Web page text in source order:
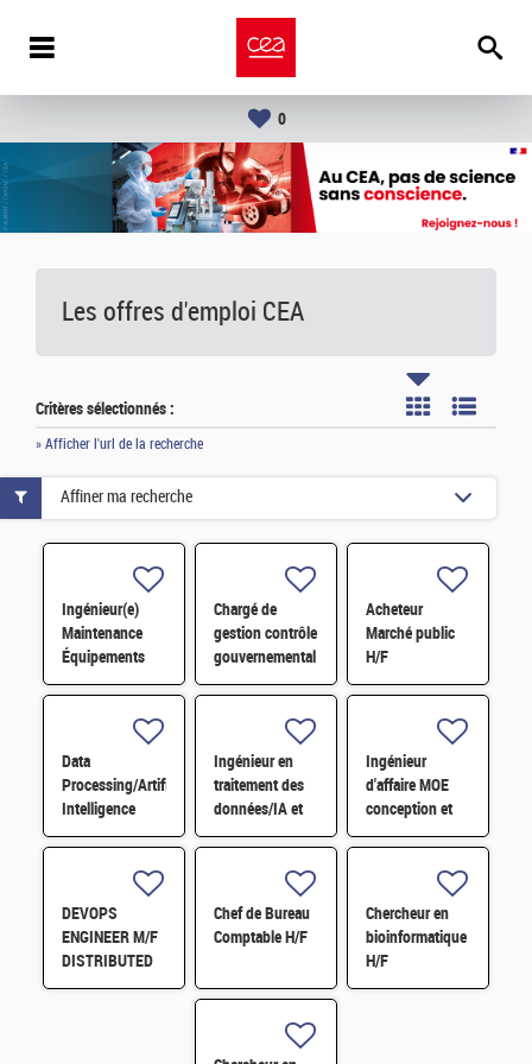
0
Les offres d'emploi CEA
Critères sélectionnés :
» Afficher l'url de la recherche
Ingénieur(e)
Maintenance
Équipements
Microélectroniques
Chargé de
gestion contrôle
gouvernemental
(H/F) H/F
Acheteur
Marché public
H/F
Data
Processing/Artificial
Intelligence
Engineer and
Particle Physics
H/F
Ingénieur en
traitement des
données/IA et
application en
Ingénieur
d'affaire MOE
conception et
réalisation
nucléaire H/F
DEVOPS
ENGINEER M/F
DISTRIBUTED
STO-
Chef de Bureau
Comptable H/F
Chercheur en
bioinformatique
H/F
Affiner ma recherche